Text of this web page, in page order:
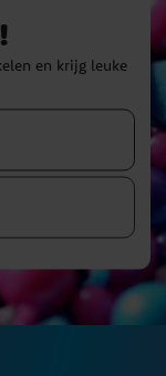
en krijg leuke